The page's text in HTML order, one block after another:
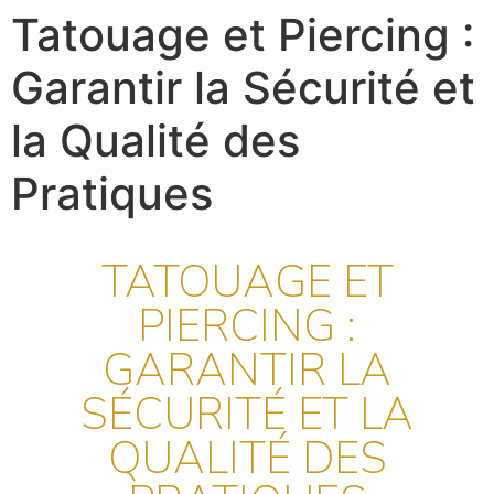
Tatouage et Piercing :
Garantir la Sécurité et
la Qualité des
Pratiques
TATOUAGE ET
PIERCING :
GARANTIR LA
SÉCURITÉ ET LA
QUALITÉ DES